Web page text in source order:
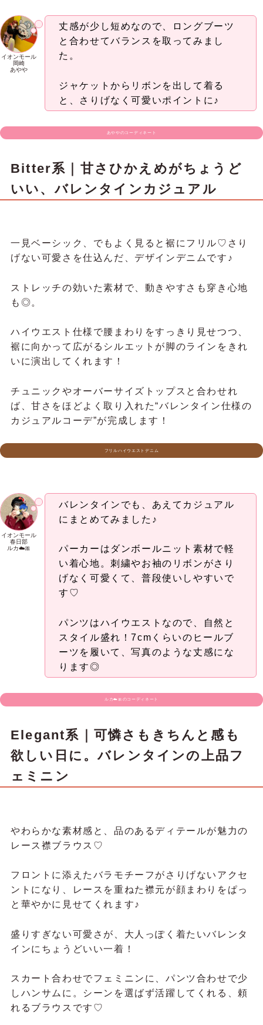
一見スカートのように見えて、実はショートパン
ツ。可愛らしさと動きやすさを両立した、Bitter派
さんにぴったりのスカパンです♡
まる上品なラインが魅力♪
裾にあしらわれたレースが、シンプルな中にほんの
バレンタインシーズンはもちろん、デイリーにも活
躍する万能ボトムです♡
フレアシルエットショートパンツ
丈感が少し短めなので、ロングブーツ
と合わせてバランスを取ってみまし
ジャケットからリボンを出して着る
と、さりげなく可愛いポイントに♪
あややのコーディネート
いい、バレンタインカジュアル
一見ベーシック、でもよく見ると裾にフリル♡さり
げない可愛さを仕込んだ、デザインデニムです♪
ハイウエスト仕様で腰まわりをすっきり見せつつ、
裾に向かって広がるシルエットが脚のラインをきれ
いに演出してくれます！
チュニックやオーバーサイズトップスと合わせれ
カジュアルコーデ”が完成します！
イオンモール
にまとめてみました♪
い着心地。刺繍やお袖のリボンがさり
げなく可愛くて、普段使いしやすいで
す♡
パンツはハイウエストなので、自然と
スタイル盛れ！7cmくらいのヒールブ
ります◎